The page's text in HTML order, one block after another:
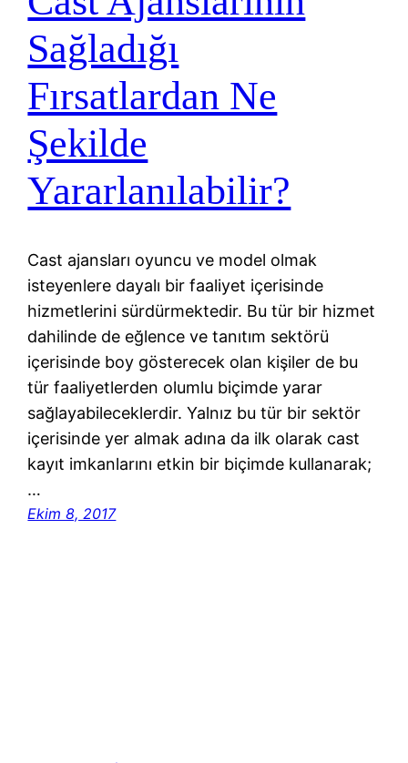
Sağladığı
Fırsatlardan Ne
Şekilde
Yararlanılabilir?
Cast ajansları oyuncu ve model olmak
isteyenlere dayalı bir faaliyet içerisinde
hizmetlerini sürdürmektedir. Bu tür bir hizmet
dahilinde de eğlence ve tanıtım sektörü
içerisinde boy gösterecek olan kişiler de bu
tür faaliyetlerden olumlu biçimde yarar
sağlayabileceklerdir. Yalnız bu tür bir sektör
içerisinde yer almak adına da ilk olarak cast
kayıt imkanlarını etkin bir biçimde kullanarak;
…
Ekim 8, 2017